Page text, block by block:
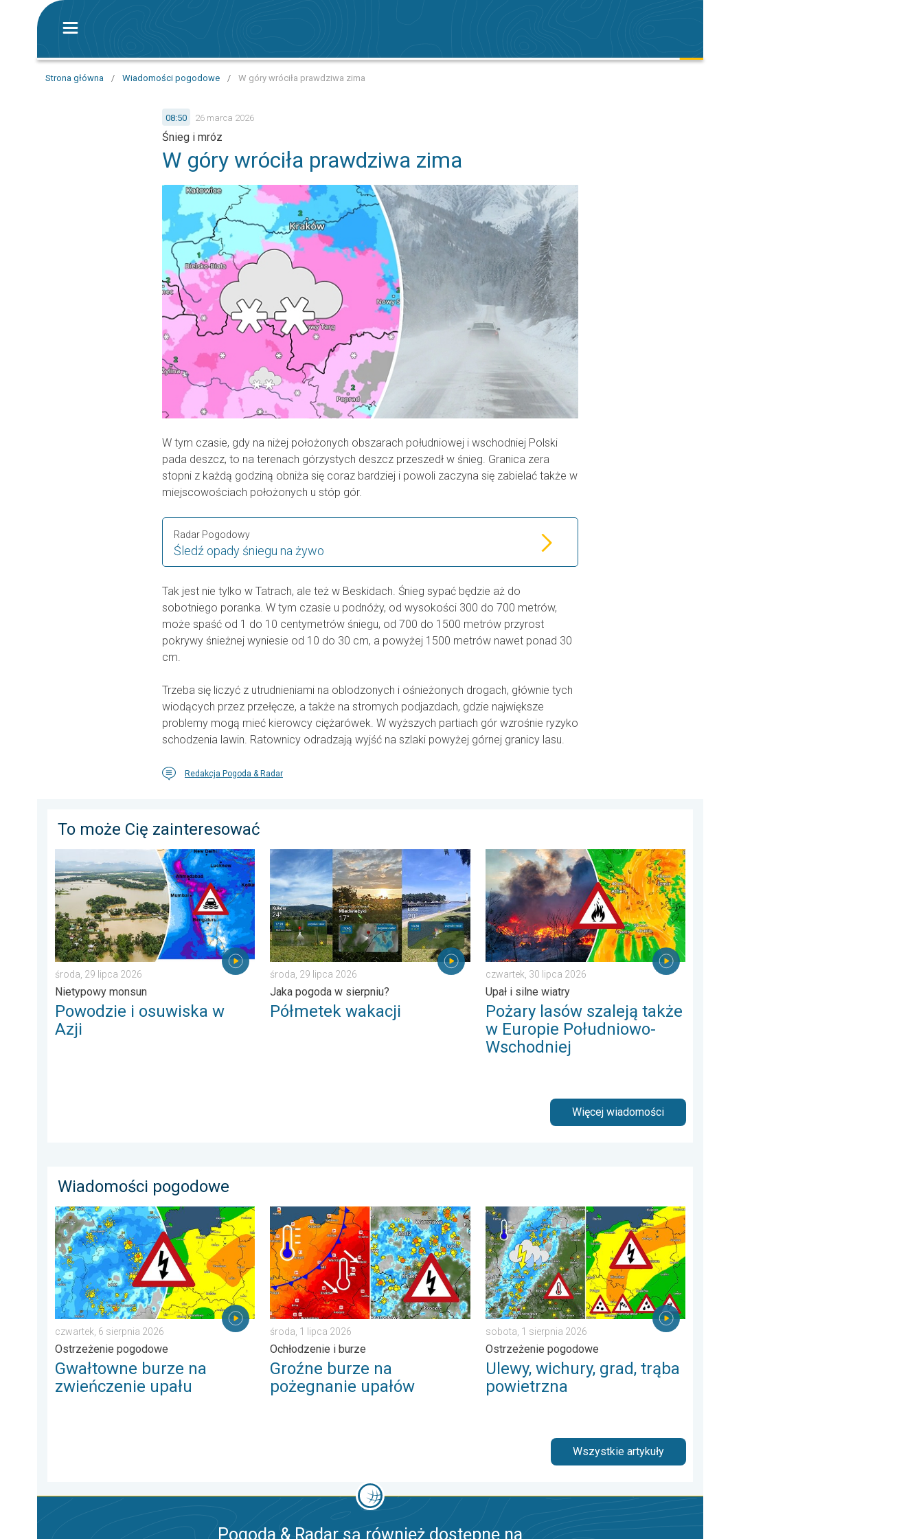
Strona główna / Wiadomości pogodowe / W góry wróciła prawdziwa zima
08:50 26 marca 2026
Śnieg i mróz
W góry wróciła prawdziwa zima
W tym czasie, gdy na niżej położonych obszarach południowej i wschodniej Polski
pada deszcz, to na terenach górzystych deszcz przeszedł w śnieg. Granica zera
stopni z każdą godziną obniża się coraz bardziej i powoli zaczyna się zabielać także w
miejscowościach położonych u stóp gór.
Śledź opady śniegu na żywo
Radar Pogodowy
Tak jest nie tylko w Tatrach, ale też w Beskidach. Śnieg sypać będzie aż do
sobotniego poranka. W tym czasie u podnóży, od wysokości 300 do 700 metrów,
może spaść od 1 do 10 centymetrów śniegu, od 700 do 1500 metrów przyrost
pokrywy śnieżnej wyniesie od 10 do 30 cm, a powyżej 1500 metrów nawet ponad 30
cm.
Trzeba się liczyć z utrudnieniami na oblodzonych i ośnieżonych drogach, głównie tych
wiodących przez przełęcze, a także na stromych podjazdach, gdzie największe
problemy mogą mieć kierowcy ciężarówek. W wyższych partiach gór wzrośnie ryzyko
schodzenia lawin. Ratownicy odradzają wyjść na szlaki powyżej górnej granicy lasu.
Redakcja Pogoda & Radar
To może Cię zainteresować
Powodzie i osuwiska w Azji. Nietypowy monsun. . . środa, 29 lipca 2026
środa, 29 lipca 2026
Nietypowy monsun
Powodzie i osuwiska w
Azji
Półmetek wakacji. Jaka pogoda w sierpniu?. . . środa, 29 lipca 2026
środa, 29 lipca 2026
Jaka pogoda w sierpniu?
Półmetek wakacji
Pożary lasów szaleją także w Europie Południowo-Wschodniej. Upał i silne wiatry. . .
czwartek, 30 lipca 2026
Upał i silne wiatry
Pożary lasów szaleją także
w Europie Południowo-
Wschodniej
Więcej wiadomości
Wiadomości pogodowe
Gwałtowne burze na zwieńczenie upału. Ostrzeżenie pogodowe. . . czwartek, 6 sierpnia 2026
czwartek, 6 sierpnia 2026
Ostrzeżenie pogodowe
Gwałtowne burze na
zwieńczenie upału
Groźne burze na pożegnanie upałów. Ochłodzenie i burze. . . środa, 1 lipca 2026
środa, 1 lipca 2026
Ochłodzenie i burze
Groźne burze na
pożegnanie upałów
Ulewy, wichury, grad, trąba powietrzna. Ostrzeżenie pogodowe. . . sobota, 1 sierpnia 2026
sobota, 1 sierpnia 2026
Ostrzeżenie pogodowe
Ulewy, wichury, grad, trąba
powietrzna
Wszystkie artykuły
Pogoda & Radar są również dostępne na